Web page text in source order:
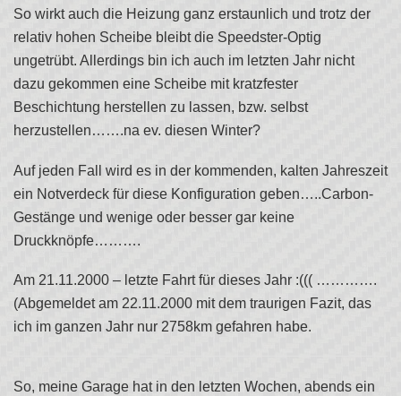
So wirkt auch die Heizung ganz erstaunlich und trotz der
relativ hohen Scheibe bleibt die Speedster-Optig
ungetrübt. Allerdings bin ich auch im letzten Jahr nicht
dazu gekommen eine Scheibe mit kratzfester
Beschichtung herstellen zu lassen, bzw. selbst
herzustellen…….na ev. diesen Winter?
Auf jeden Fall wird es in der kommenden, kalten Jahreszeit
ein Notverdeck für diese Konfiguration geben…..Carbon-
Gestänge und wenige oder besser gar keine
Druckknöpfe……….
Am 21.11.2000 – letzte Fahrt für dieses Jahr :((( ………….
(Abgemeldet am 22.11.2000 mit dem traurigen Fazit, das
ich im ganzen Jahr nur 2758km gefahren habe.
So, meine Garage hat in den letzten Wochen, abends ein